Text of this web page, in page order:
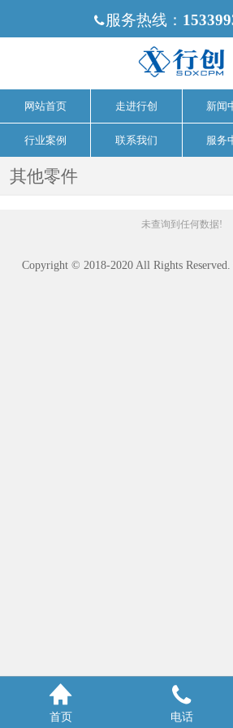
服务热线：
网站首页 走进行创 新闻
行业案例 联系我们 服务
其他零件
未查询到任何数据!
Copyright © 2018-2020 All Rights Reserved.

首页

电话